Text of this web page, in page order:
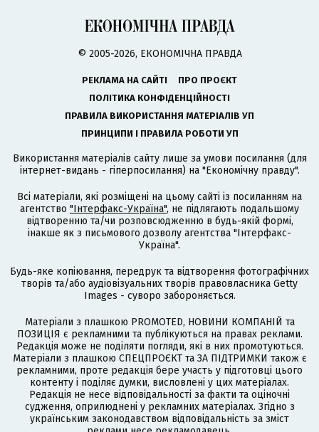
© 2005-2026, ЕКОНОМІЧНА ПРАВДА
РЕКЛАМА НА САЙТІ
ПРО ПРОЄКТ
ПОЛІТИКА КОНФІДЕНЦІЙНОСТІ
ПРАВИЛА ВИКОРИСТАННЯ МАТЕРІАЛІВ УП
ПРИНЦИПИ І ПРАВИЛА РОБОТИ УП
Використання матеріалів сайту лише за умови посилання (для
інтернет-видань - гіперпосилання) на "Економічну правду".
Всі матеріали, які розміщені на цьому сайті із посиланням на
агентство "Інтерфакс-Україна", не підлягають подальшому
відтворенню та/чи розповсюдженню в будь-якій формі,
інакше як з письмового дозволу агентства "Інтерфакс-
Україна".
Будь-яке копіювання, передрук та відтворення фотографічних
творів та/або аудіовізуальних творів правовласника Getty
Images - суворо забороняється.
Матеріали з плашкою PROMOTED, НОВИНИ КОМПАНІЙ та
ПОЗИЦІЯ є рекламними та публікуються на правах реклами.
Редакція може не поділяти погляди, які в них промотуються.
Матеріали з плашкою СПЕЦПРОЄКТ та ЗА ПІДТРИМКИ також є
рекламними, проте редакція бере участь у підготовці цього
контенту і поділяє думки, висловлені у цих матеріалах.
Редакція не несе відповідальності за факти та оціночні
судження, оприлюднені у рекламних матеріалах. Згідно з
українським законодавством відповідальність за зміст